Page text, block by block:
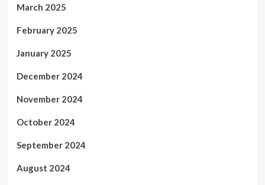
March 2025
February 2025
January 2025
December 2024
November 2024
October 2024
September 2024
August 2024